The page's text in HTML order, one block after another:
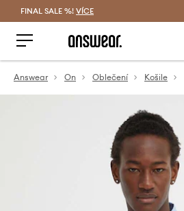
FINAL SALE %! VÍCE
Answear On Oblečení Košile